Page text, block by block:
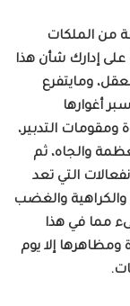
من الملكات
على إدارك شأن هذا
ومايتفرع
أغوارها
ومقومات التدبير،
والجاه، ثم
التي تعد
والغضب
مما في هذا
إلا يوم